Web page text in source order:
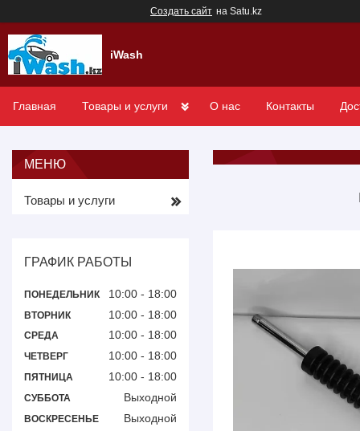
Создать сайт на Satu.kz
iWash
Главная Товары и услуги О нас Контакты
Товары и услуги
ГРАФИК РАБОТЫ
ПОНЕДЕЛЬНИК 10:00 18:00
ВТОРНИК 10:00 18:00
СРЕДА 10:00 18:00
ЧЕТВЕРГ 10:00 18:00
ПЯТНИЦА 10:00 18:00
СУББОТА Выходной
ВОСКРЕСЕНЬЕ Выходной